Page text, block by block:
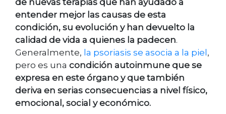
de nuevas terapias que han ayudado a
entender mejor las causas de esta
condición, su evolución y han devuelto la
calidad de vida a quienes la padecen.
Generalmente, la psoriasis se asocia a la piel ,
pero es una condición autoinmune que se
expresa en este órgano y que también
deriva en serias consecuencias a nivel físico,
emocional, social y económico.